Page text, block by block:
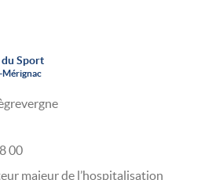
Sport
Mérignac
00
majeur de l’hospitalisation